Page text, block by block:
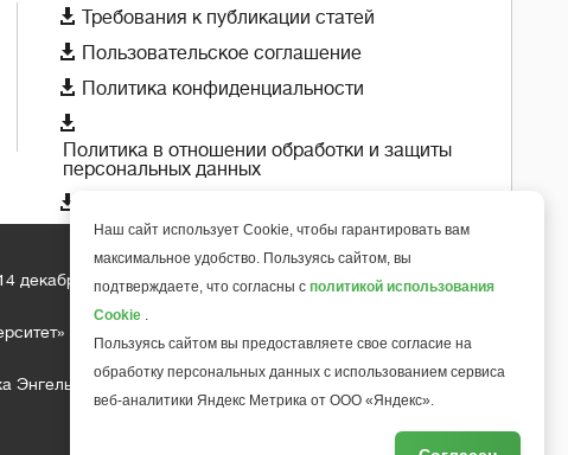
 Требования к публикации статей
 Пользовательское соглашение
 Политика конфиденциальности

Политика в отношении обработки и защиты
персональных данных

декабря 2018 года
Энгельса д.10, офис 211
6+
Наш сайт использует Cookie, чтобы гарантировать вам
максимальное удобство. Пользуясь сайтом, вы
подтверждаете, что согласны с политикой использования
Cookie .
Пользуясь сайтом вы предоставляете свое согласие на
обработку персональных данных с использованием сервиса
веб-аналитики Яндекс Метрика от ООО «Яндекс».